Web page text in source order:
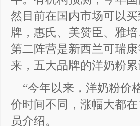
然目前在国内市场可以
牌，惠氏、美赞臣、雅
第二阵营是新西兰可瑞
来，五大品牌的洋奶粉
“今年以来，洋奶粉价
价时间不同，涨幅大都
员介绍。